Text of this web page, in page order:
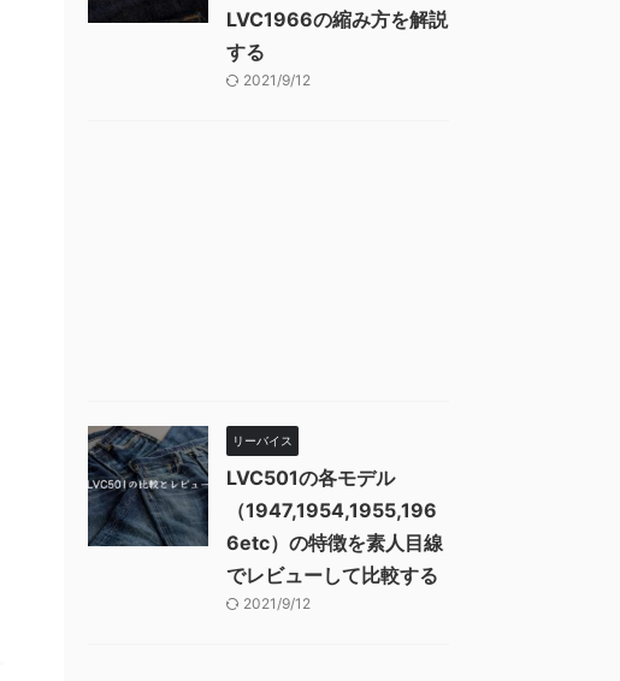
LVC1966の縮み方を解説
する
2021/9/12
リーバイス
LVC501の各モデル
（1947,1954,1955,196
6etc）の特徴を素人目線
でレビューして比較する
2021/9/12